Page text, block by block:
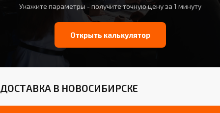
Укажите параметры - получите точную цену за 1 минуту
Открыть калькулятор
ДОСТАВКА В НОВОСИБИРСКЕ